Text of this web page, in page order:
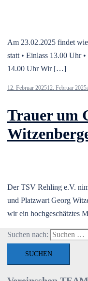
Am 23.02.2025 findet
statt • Einlass 13.00 Uhr
14.00 Uhr Wir […]
12. Februar 202512. Februar 2025
Trauer um
Der TSV Rehling e.V.
und Platzwart Georg
wir ein hochgeschätztes
Suchen nach: